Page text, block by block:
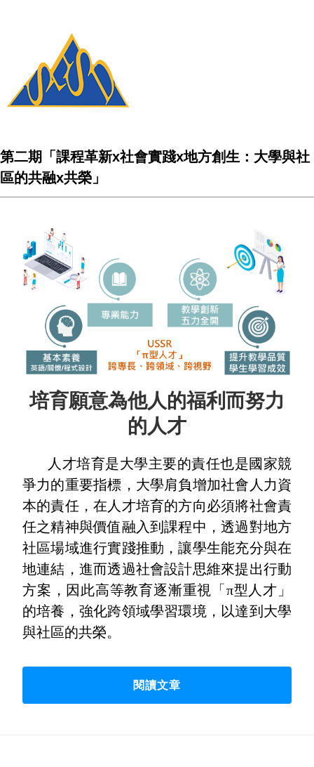
第二期「課程革新x社會實踐x地方創生：大學與社
區的共融x共榮」
培育願意為他人的福利而努力
的人才
人才培育是大學主要的責任也是國家競
爭力的重要指標，大學肩負增加社會人力資
本的責任，在人才培育的方向必須將社會責
任之精神與價值融入到課程中，透過對地方
社區場域進行實踐推動，讓學生能充分與在
地連結，進而透過社會設計思維來提出行動
方案，因此高等教育逐漸重視「π型人才」
的培養，強化跨領域學習環境，以達到大學
與社區的共榮。
閱讀文章